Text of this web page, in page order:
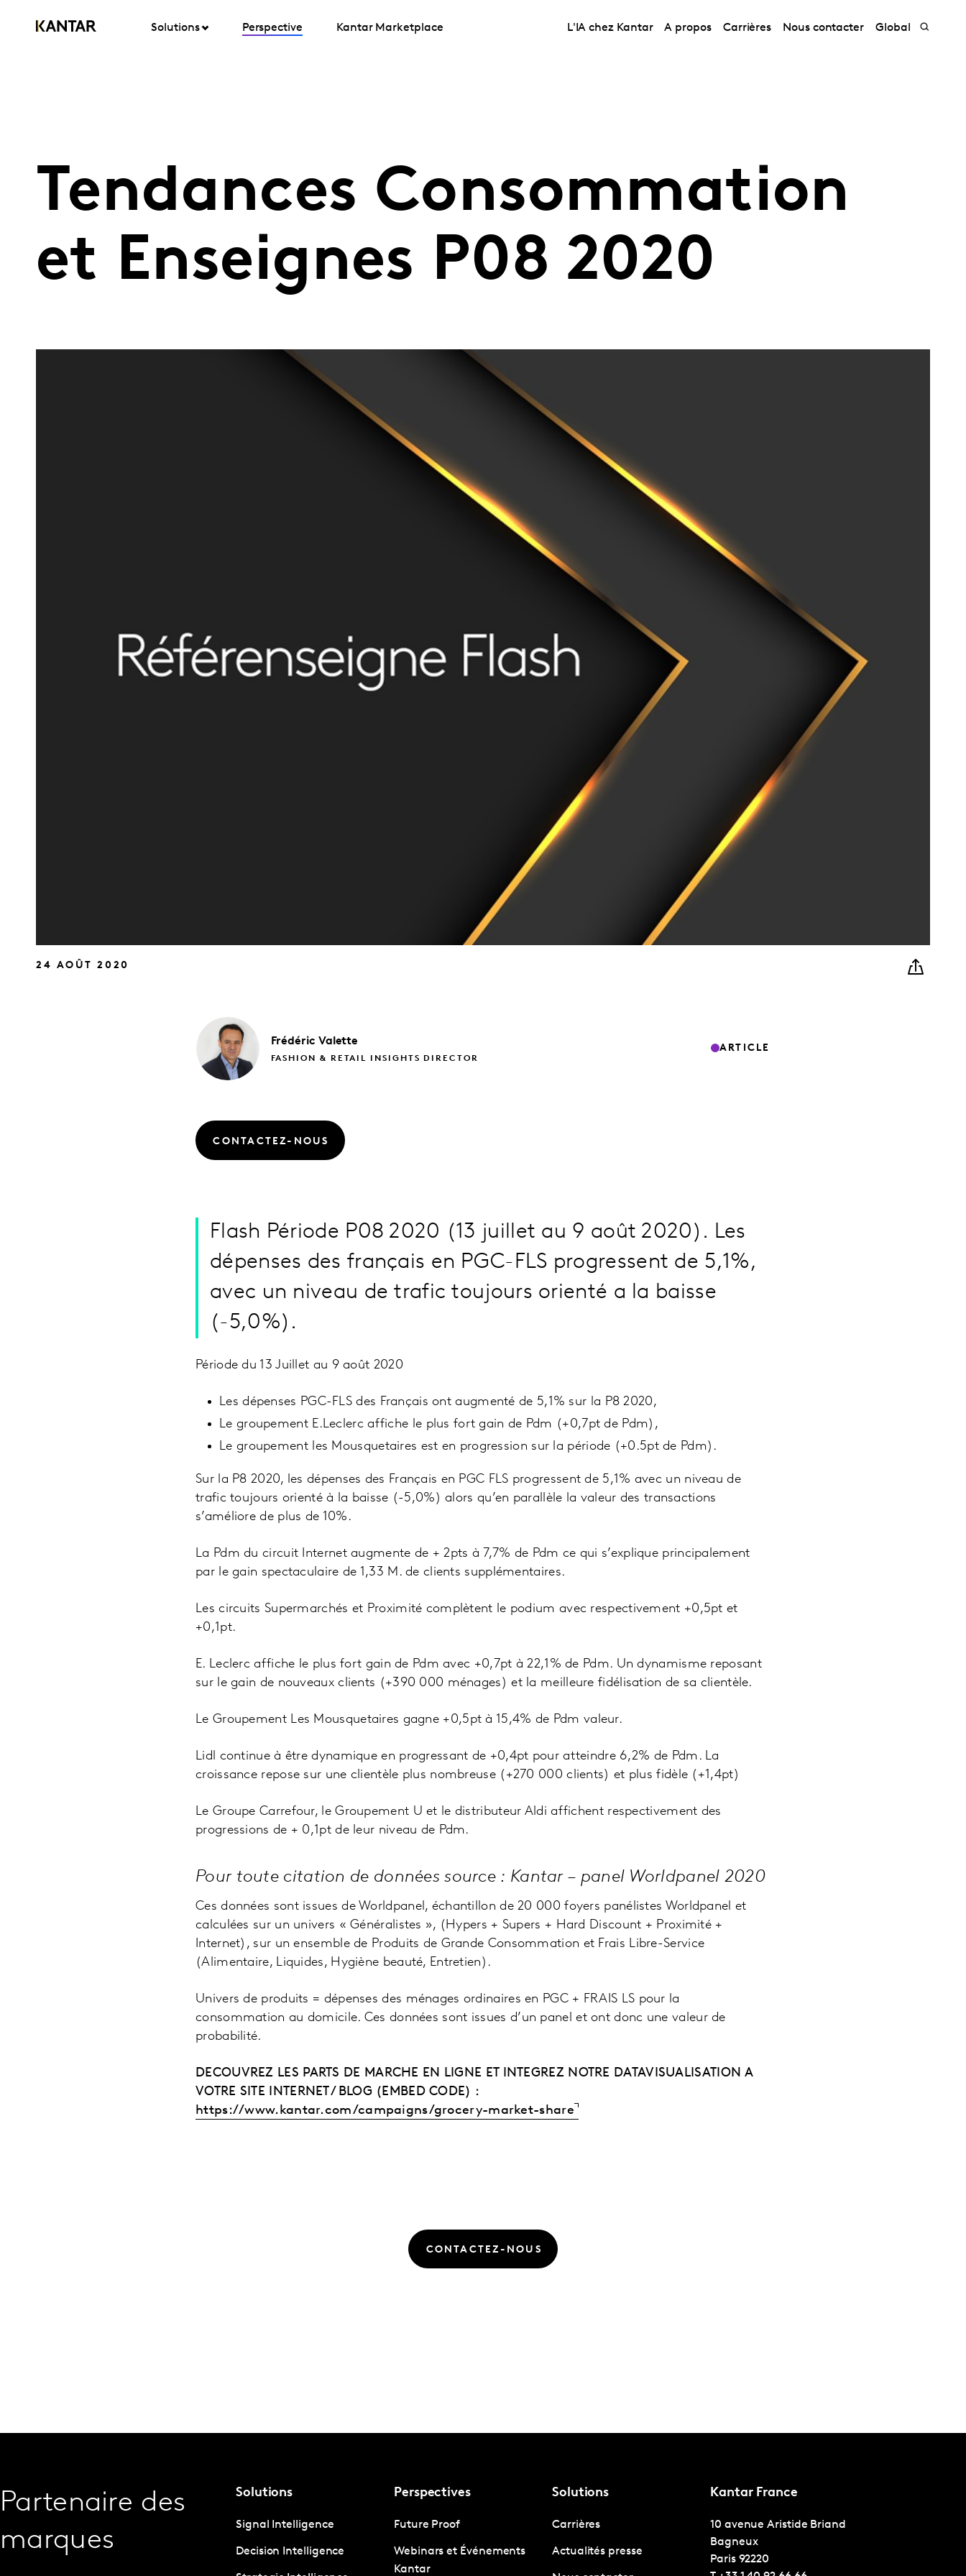
Solutions Perspective Kantar Marketplace L'IA chez Kantar A propos Carrières Nous contacter Global
Tendances Consommation
et Enseignes P08 2020
24 AOÛT 2020
Frédéric Valette
FASHION & RETAIL INSIGHTS DIRECTOR
ARTICLE
CONTACTEZ-NOUS
Flash Période P08 2020 (13 juillet au 9 août 2020). Les
dépenses des français en PGC-FLS progressent de 5,1%,
avec un niveau de trafic toujours orienté a la baisse
(-5,0%).
Période du 13 Juillet au 9 août 2020
Les dépenses PGC-FLS des Français ont augmenté de 5,1% sur la P8 2020,
Le groupement E.Leclerc affiche le plus fort gain de Pdm (+0,7pt de Pdm),
Le groupement les Mousquetaires est en progression sur la période (+0.5pt de Pdm).
Sur la P8 2020, les dépenses des Français en PGC FLS progressent de 5,1% avec un niveau de
trafic toujours orienté à la baisse (-5,0%) alors qu’en parallèle la valeur des transactions
s’améliore de plus de 10%.
La Pdm du circuit Internet augmente de + 2pts à 7,7% de Pdm ce qui s’explique principalement
par le gain spectaculaire de 1,33 M. de clients supplémentaires.
Les circuits Supermarchés et Proximité complètent le podium avec respectivement +0,5pt et
+0,1pt.
E. Leclerc affiche le plus fort gain de Pdm avec +0,7pt à 22,1% de Pdm. Un dynamisme reposant
sur le gain de nouveaux clients (+390 000 ménages) et la meilleure fidélisation de sa clientèle.
Le Groupement Les Mousquetaires gagne +0,5pt à 15,4% de Pdm valeur.
Lidl continue à être dynamique en progressant de +0,4pt pour atteindre 6,2% de Pdm. La
croissance repose sur une clientèle plus nombreuse (+270 000 clients) et plus fidèle (+1,4pt)
Le Groupe Carrefour, le Groupement U et le distributeur Aldi affichent respectivement des
progressions de + 0,1pt de leur niveau de Pdm.
Pour toute citation de données source : Kantar – panel Worldpanel 2020
Ces données sont issues de Worldpanel, échantillon de 20 000 foyers panélistes Worldpanel et
calculées sur un univers « Généralistes », (Hypers + Supers + Hard Discount + Proximité +
Internet), sur un ensemble de Produits de Grande Consommation et Frais Libre-Service
(Alimentaire, Liquides, Hygiène beauté, Entretien).
Univers de produits = dépenses des ménages ordinaires en PGC + FRAIS LS pour la
consommation au domicile. Ces données sont issues d’un panel et ont donc une valeur de
probabilité.
DECOUVREZ LES PARTS DE MARCHE EN LIGNE ET INTEGREZ NOTRE DATAVISUALISATION A
VOTRE SITE INTERNET / BLOG (EMBED CODE) :
https://www.kantar.com/campaigns/grocery-market-share
CONTACTEZ-NOUS
Partenaire des
marques
Solutions
Signal Intelligence
Decision Intelligence
Perspectives
Future Proof
Webinars et Événements
Kantar
Solutions
Carrières
Actualités presse
Kantar France
10 avenue Aristide Briand
Bagneux
Paris 92220